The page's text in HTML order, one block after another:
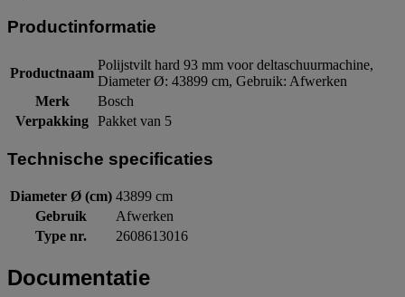
Productinformatie
Productnaam
Polijstvilt hard 93 mm voor deltaschuurmachine,
Diameter Ø: 43899 cm, Gebruik: Afwerken
Merk
Bosch
Verpakking Pakket van 5
Technische specificaties
Diameter Ø (cm) 43899 cm
Gebruik
Afwerken
Type nr.
2608613016
Documentatie